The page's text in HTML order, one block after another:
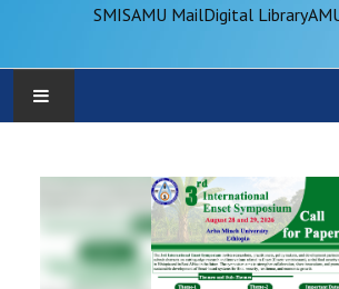
SMISAMU MailDigital Library
ADMINISTRATION
OFFICES